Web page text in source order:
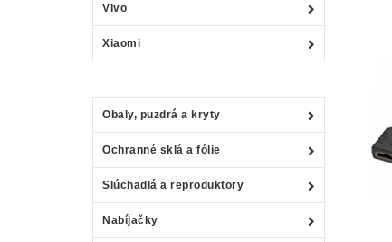
Vivo
Xiaomi
Obaly, puzdrá a kryty
Ochranné sklá a fólie
Slúchadlá a reproduktory
Nabíjačky